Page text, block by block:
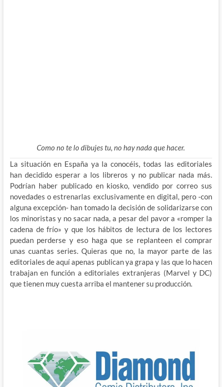
Como no te lo dibujes tu, no hay nada que hacer.
La situación en España ya la conocéis, todas las editoriales
han decidido esperar a los libreros y no publicar nada más.
Podrían haber publicado en kiosko, vendido por correo sus
novedades o estrenarlas exclusivamente en digital, pero -con
alguna excepción- han tomado la decisión de solidarizarse con
los minoristas y no sacar nada, a pesar del pavor a «romper la
cadena de frío» y que los hábitos de lectura de los lectores
puedan perderse y eso haga que se replanteen el comprar
unas cuantas series. Quieras que no, la mayor parte de las
editoriales de aquí apenas publican ya grapa y las que lo hacen
trabajan en función a editoriales extranjeras (Marvel y DC)
que tienen muy cuesta arriba el mantener su producción.